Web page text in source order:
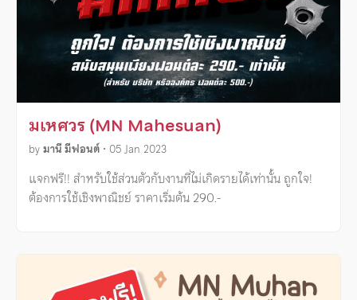
มเหศวร (MN Mahesuan)
byมานี มีฟอนต์ • 05 Jan 2023
แจกฟรี!! สำหรับใช้ส่วนตัวกับงานที่ไม่เกิดรายได้เท่านั้น ถูกใจ!
ต้องการใช้เชิงพาณิชย์ ราคาเริ่มต้น 290.-